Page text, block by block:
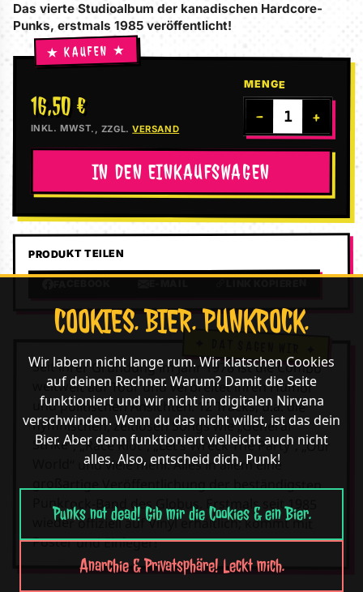
Das vierte Studioalbum der kanadischen Hardcore-
Punks, erstmals 1985 veröffentlicht!
16,50 €
INKL. MWST., ZZGL.VERSAND
MENGE
− +
IN DEN EINKAUFSWAGEN
PRODUKT TEILEN
Seit ihrer Gründung im Jahr 1978 ist die Combo
weltweit auf Tour und verbreitet ihren Humor
und politischen Ansichten. 12 Tracks, u.a. die
hymnischen, zeitlosen Songs wie „General
Strike“, „Race Riot“, „Let’s Wreck The Party“, „Our
World“ und viele mehr. Alles in allem eine
großartige Veröffentlichung der beständigsten
Punkrock-Band des Globus. Erstmals seit 1985
wieder offiziell auf Vinyl erhältlich; kommt mit
Poster und Einleger!
COOKIES. BIER. PUNKROCK.
Wir labern nicht lange rum. Wir klatschen Cookies
auf deinen Rechner. Warum? Damit die Seite
funktioniert und wir nicht im digitalen Nirvana
verschwinden. Wenn du das nicht willst, ist das dein
Bier. Aber dann funktioniert vielleicht auch nicht
alles. Also, entscheid dich, Punk!
Punks not dead! Gib mir die Cookies & ein Bier.
Anarchie & Privatsphäre! Leckt mich.